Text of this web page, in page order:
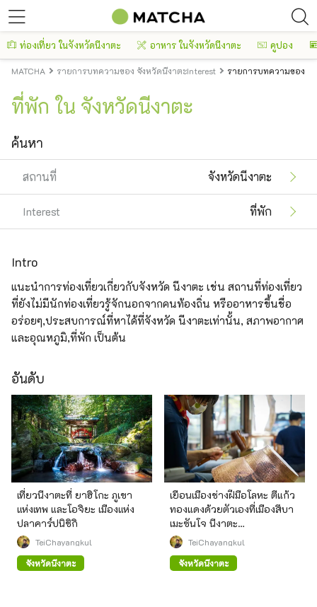
ท่องเที่ยว ในจังหวัดนีงาตะ อาหาร ในจังหวัดนีงาตะ คูปอง
MATCHA รายการบทความของ จังหวัดนีงาตะInterest รายการบทความของ จั
ที่พัก ใน จังหวัดนีงาตะ
ค้นหา
สถานที่ จังหวัดนีงาตะ
Interest ที่พัก
Intro
แนะนำการท่องเที่ยวเกี่ยวกับจังหวัด นีงาตะ เช่น สถานที่ท่องเที่ยว
ที่ยังไม่มีนักท่องเที่ยวรู้จักนอกจากคนท้องถิ่น หรืออาหารขึ้นชื่อ
อร่อยๆ,ประสบการณ์ที่หาได้ที่จังหวัด นีงาตะเท่านั้น, สภาพอากาศ
และอุณหภูมิ,ที่พัก เป็นต้น
อันดับ
เที่ยวนีงาตะที่ ยาฮิโกะ ภูเขา
แห่งเทพ และโอจิยะ เมืองแห่ง
ปลาคาร์ปนิชิกิ
TeiChayangkul
จังหวัดนีงาตะ
เยือนเมืองช่างฝีมือโลหะ ตีแก้ว
ทองแดงด้วยตัวเองที่เมืองสึบา
เมะซันโจ นีงาตะ
(Tsubamesanjo, Niigata)
TeiChayangkul
จังหวัดนีงาตะ